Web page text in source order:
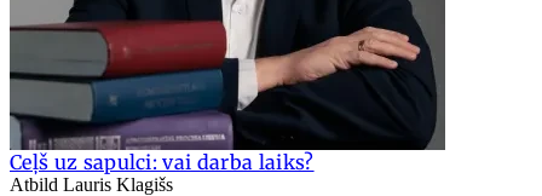
Ceļš uz sapulci: vai darba laiks?
Atbild Lauris Klagišs